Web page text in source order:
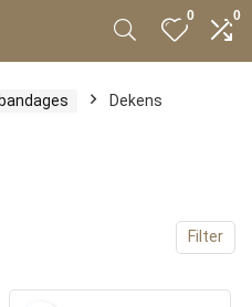
0 0
Dekens
Filter